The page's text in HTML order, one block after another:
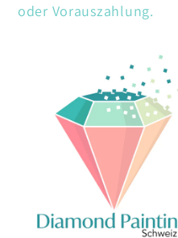
oder Vorauszahlung.